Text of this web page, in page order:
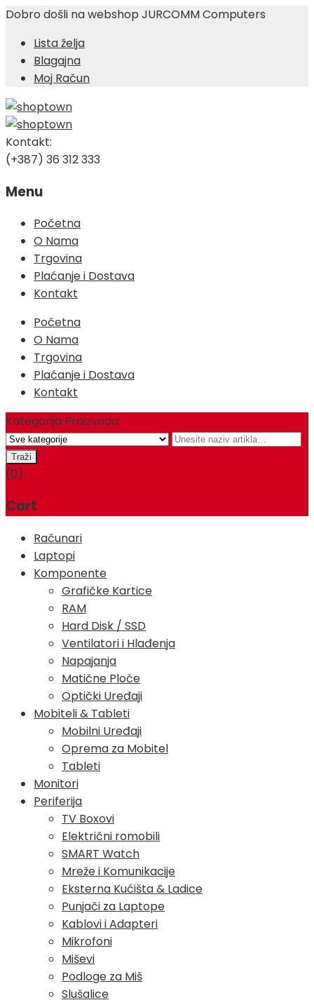
Dobro došli na webshop JURCOMM Computers
Lista želja
Blagajna
Moj Račun
Kontakt:
(+387) 36 312 333
Menu
Skip
content
Početna
O Nama
Trgovina
Plaćanje i Dostava
Kontakt
Početna
O Nama
Trgovina
Plaćanje i Dostava
Kontakt
Kategorija Proizvoda
(0)
Cart
Računari
Laptopi
Komponente
Grafičke Kartice
RAM
Hard Disk / SSD
Ventilatori i Hlađenja
Napajanja
Matične Ploče
Optički Uređaji
Mobiteli & Tableti
Mobilni Uređaji
Oprema za Mobitel
Tableti
Monitori
Periferija
TV Boxovi
Električni romobili
SMART Watch
Mreže i Komunikacije
Eksterna Kućišta & Ladice
Punjači za Laptope
Kablovi i Adapteri
Mikrofoni
Miševi
Podloge za Miš
Slušalice